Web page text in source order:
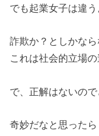
でも起業女子は違
詐欺か？としかなら
これは社会的立場
で、正解はないの
奇妙だなと思ったら